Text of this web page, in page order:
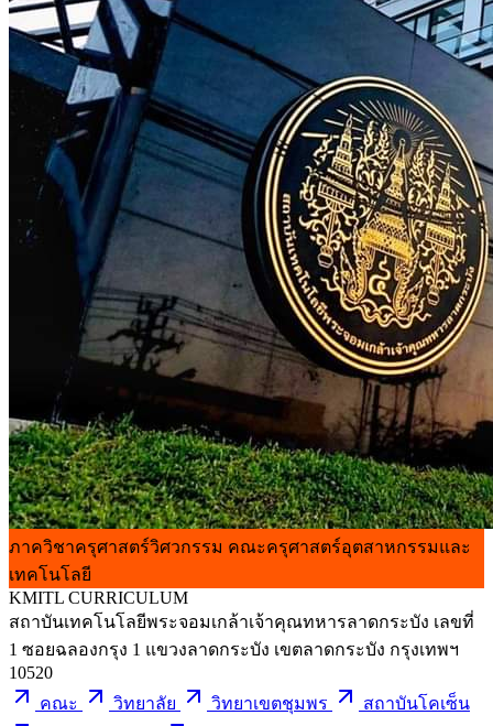
ภาควิชาครุศาสตร์วิศวกรรม คณะครุศาสตร์อุตสาหกรรมและ
เทคโนโลยี
KMITL CURRICULUM
สถาบันเทคโนโลยีพระจอมเกล้าเจ้าคุณทหารลาดกระบัง เลขที่
1 ซอยฉลองกรุง 1 แขวงลาดกระบัง เขตลาดกระบัง กรุงเทพฯ
10520
คณะ
วิทยาลัย วิทยาเขตชุมพร
สถาบันโคเซ็น